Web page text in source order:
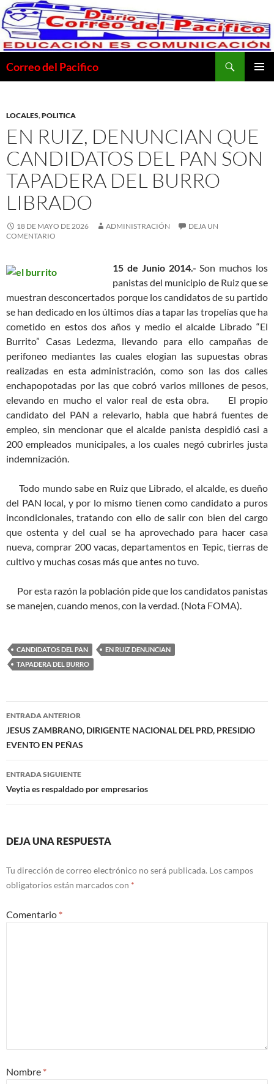
Saltar
al
contenido
Correo del Pacifico
LOCALES,POLITICA
EN RUIZ, DENUNCIAN QUE
CANDIDATOS DEL PAN SON
TAPADERA DEL BURRO
LIBRADO
18 DE MAYO DE 2026 ADMINISTRACIÓN
DEJA UN
COMENTARIO
15 de Junio 2014.-Son muchos los
panistas del municipio de Ruiz que se
muestran desconcertados porque los candidatos de su partido
se han dedicado en los últimos días a tapar las tropelías que ha
cometido en estos dos años y medio el alcalde Librado “El
Burrito” Casas Ledezma, llevando para ello campañas de
perifoneo mediantes las cuales elogian las supuestas obras
realizadas en esta administración, como son las dos calles
enchapopotadas por las que cobró varios millones de pesos,
elevando en mucho el valor real de esta obra. El propio
candidato del PAN a relevarlo, habla que habrá fuentes de
empleo, sin mencionar que el alcalde panista despidió casi a
200 empleados municipales, a los cuales negó cubrirles justa
indemnización.
Todo mundo sabe en Ruiz que Librado, el alcalde, es dueño
del PAN local, y por lo mismo tienen como candidato a puros
incondicionales, tratando con ello de salir con bien del cargo
que ostenta y del cual se ha aprovechado para hacer casa
nueva, comprar 200 vacas, departamentos en Tepic, tierras de
cultivo y muchas cosas más que antes no tuvo.
Por esta razón la población pide que los candidatos panistas
se manejen, cuando menos, con la verdad. (Nota FOMA).
CANDIDATOS DEL PAN
EN RUIZ DENUNCIAN
TAPADERA DEL BURRO
Navegación
de
entradas
ENTRADA ANTERIOR
JESUS ZAMBRANO, DIRIGENTE NACIONAL DEL PRD, PRESIDIO
EVENTO EN PEÑAS
ENTRADA SIGUIENTE
Veytia es respaldado por empresarios
DEJA UNA RESPUESTA
Tu dirección de correo electrónico no será publicada. Los campos
obligatorios están marcados con *
Comentario *
Nombre *